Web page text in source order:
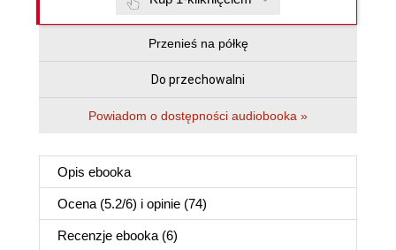
Przenieś na półkę
Do przechowalni
Powiadom o dostępności audiobooka »
Opis ebooka
Ocena (5.2/6) i opinie (74)
Recenzje ebooka (6)